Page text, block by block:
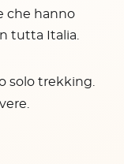
che hanno
tutta Italia.
solo trekking.